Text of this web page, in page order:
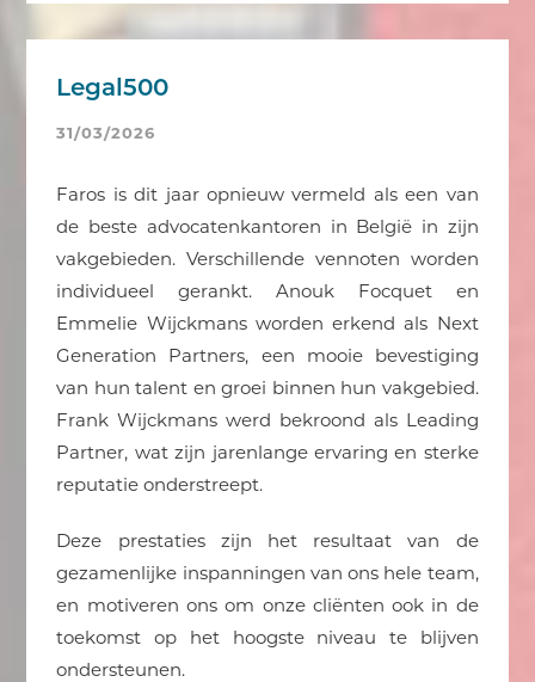
Legal500
31/03/2026
Faros is dit jaar opnieuw vermeld als een van
de beste advocatenkantoren in België in zijn
vakgebieden. Verschillende vennoten worden
individueel gerankt. Anouk Focquet en
Emmelie Wijckmans worden erkend als Next
Generation Partners, een mooie bevestiging
van hun talent en groei binnen hun vakgebied.
Frank Wijckmans werd bekroond als Leading
Partner, wat zijn jarenlange ervaring en sterke
reputatie onderstreept.
Deze prestaties zijn het resultaat van de
gezamenlijke inspanningen van ons hele team,
en motiveren ons om onze cliënten ook in de
toekomst op het hoogste niveau te blijven
ondersteunen.